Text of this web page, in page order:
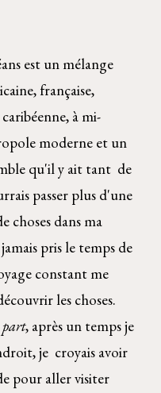
est un mélange
française,
à mi-
moderne et un
qu'il y ait tant  de
passer plus d'une
choses dans ma
pris le temps de
constant me
les choses.
, après un temps je
je  croyais avoir
pour aller visiter